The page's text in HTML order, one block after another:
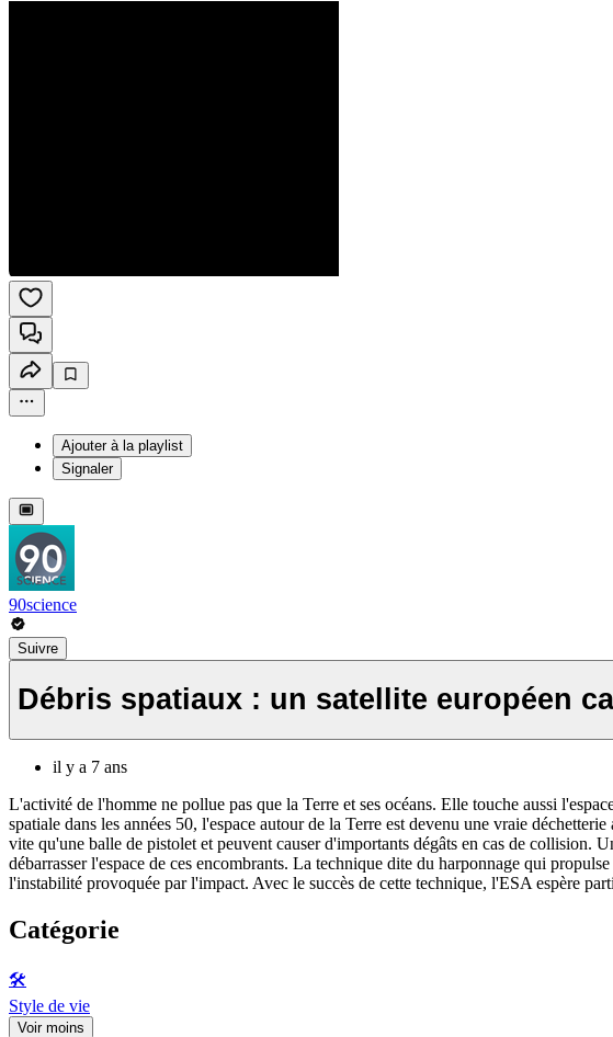
Ajouter à la playlist
Signaler
90science
Suivre
Débris spatiaux : un satellite européen
il y a 7 ans
L'activité de l'homme ne pollue pas que la Terre et ses océans. Elle touche aussi
spatiale dans les années 50, l'espace autour de la Terre est devenu une vraie
vite qu'une balle de pistolet et peuvent causer d'importants dégâts en cas de collision.
débarrasser l'espace de ces encombrants. La technique dite du harponnage qui
l'instabilité provoquée par l'impact. Avec le succès de cette technique, l'ESA espère
Catégorie
🛠️
Style de vie
Voir moins